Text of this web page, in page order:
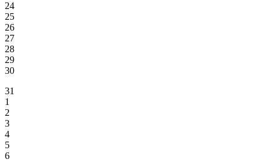
24
25
26
27
28
29
30
31
1
2
3
4
5
6